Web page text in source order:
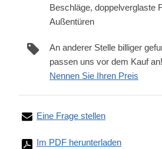
Beschläge, doppelverglaste
Außentüren
An anderer Stelle billiger
passen uns vor dem Kauf an!
Nennen Sie Ihren Preis
Eine Frage stellen
Im PDF herunterladen